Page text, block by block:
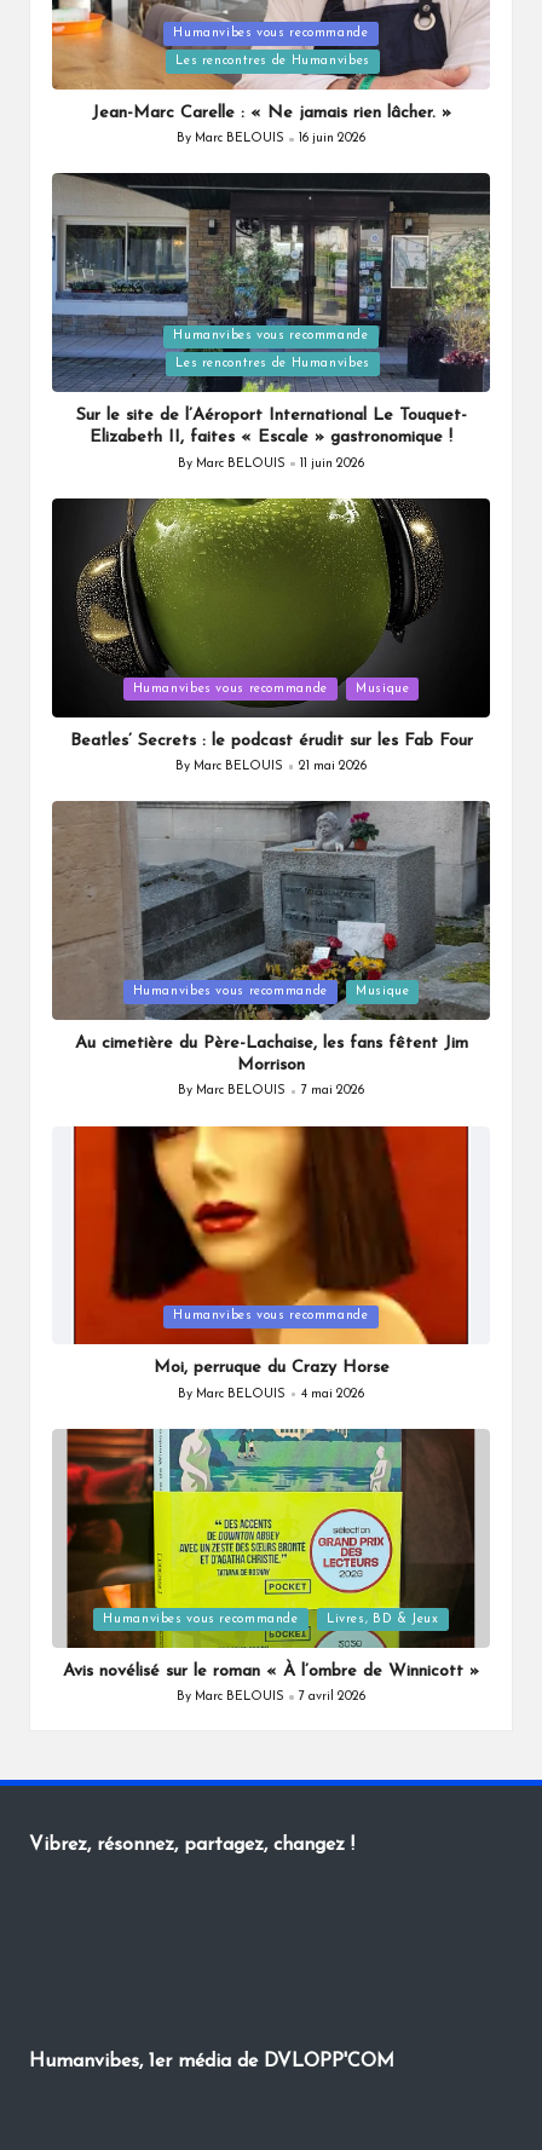
Posted
Humanvibes vous recommande
Les rencontres de Humanvibes
Jean-Marc Carelle : « Ne jamais rien lâcher. »
Posted
By Marc BELOUIS 16 juin 2026
Posted
in
Humanvibes vous recommande
Les rencontres de Humanvibes
Sur le site de l’Aéroport International Le Touquet-
Elizabeth II, faites « Escale » gastronomique !
Posted
By Marc BELOUIS 11 juin 2026
in
Humanvibes vous recommande Musique
Beatles’ Secrets : le podcast érudit sur les Fab Four
Posted
By Marc BELOUIS 21 mai 2026
in
Humanvibes vous recommande Musique
Au cimetière du Père-Lachaise, les fans fêtent Jim
Morrison
Posted
By Marc BELOUIS 7 mai 2026
in
Humanvibes vous recommande
Moi, perruque du Crazy Horse
Posted
By Marc BELOUIS 4 mai 2026
Posted
in
Humanvibes vous recommande Livres, BD & Jeux
Avis novélisé sur le roman « À l’ombre de Winnicott »
Posted
By Marc BELOUIS 7 avril 2026
Vibrez, résonnez, partagez, changez !
Humanvibes, 1er média de DVLOPP'COM